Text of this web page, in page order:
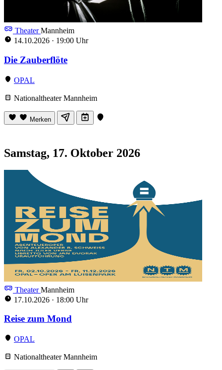
TheaterMannheim
14.10.2026 · 19:00 Uhr
Die Zauberflöte
OPAL
Nationaltheater Mannheim
Merken
Samstag, 17. Oktober 2026
TheaterMannheim
17.10.2026 · 18:00 Uhr
Reise zum Mond
OPAL
Nationaltheater Mannheim